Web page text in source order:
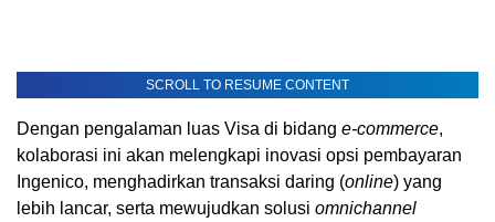
SCROLL TO RESUME CONTENT
Dengan pengalaman luas Visa di bidang e-commerce,
kolaborasi ini akan melengkapi inovasi opsi pembayaran
Ingenico, menghadirkan transaksi daring (online) yang
lebih lancar, serta mewujudkan solusi omnichannel